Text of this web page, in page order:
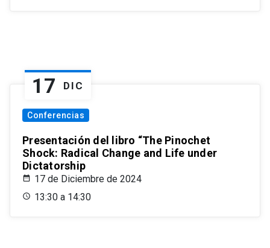
17 DIC
Conferencias
Presentación del libro “The Pinochet
Shock: Radical Change and Life under
Dictatorship
17 de Diciembre de 2024
13:30 a 14:30